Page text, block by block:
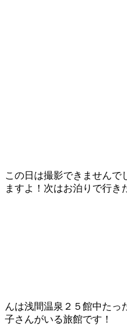
この日は撮影できませんで
ますよ！次はお泊りで行き
んは浅間温泉２５館中たっ
子さんがいる旅館です！